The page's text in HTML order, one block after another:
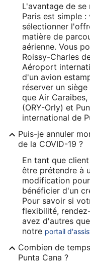
L'avantage de se
Paris est simple
sélectionner
matière de
aérienne. Vous
Roissy-Charles
Aéroport
d'un avion
réserver un
que Air
(ORY-Orly) et
international de
Puis-je annuler
de la COVID-19 ?
En tant que
être prétendre à
modification
bénéficier d'un
Pour savoir si
flexibilité,
avez d'autres
notre portail
Combien de
Punta Cana ?